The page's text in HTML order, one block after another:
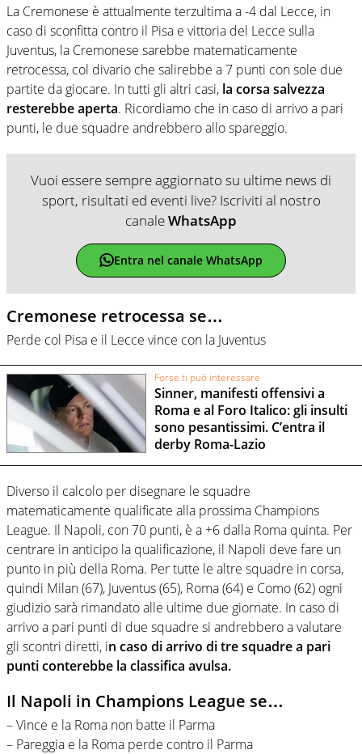
La Cremonese è attualmente terzultima a -4 dal Lecce, in
caso di sconfitta contro il Pisa e vittoria del Lecce sulla
Juventus, la Cremonese sarebbe matematicamente
retrocessa, col divario che salirebbe a 7 punti con sole due
partite da giocare. In tutti gli altri casi, la corsa salvezza
resterebbe aperta. Ricordiamo che in caso di arrivo a pari
punti, le due squadre andrebbero allo spareggio.
Vuoi essere sempre aggiornato su ultime news di
sport, risultati ed eventi live? Iscriviti al nostro
canaleWhatsApp
Entra nel canale WhatsApp
Cremonese retrocessa se…
Perde col Pisa e il Lecce vince con la Juventus
Forse ti può interessare
Sinner, manifesti offensivi a
Roma e al Foro Italico: gli insulti
sono pesantissimi. C’entra il
derby Roma-Lazio
Diverso il calcolo per disegnare le squadre
matematicamente qualificate alla prossima Champions
League. Il Napoli, con 70 punti, è a +6 dalla Roma quinta. Per
centrare in anticipo la qualificazione, il Napoli deve fare un
punto in più della Roma. Per tutte le altre squadre in corsa,
quindi Milan (67), Juventus (65), Roma (64) e Como (62) ogni
giudizio sarà rimandato alle ultime due giornate. In caso di
arrivo a pari punti di due squadre si andrebbero a valutare
gli scontri diretti, in caso di arrivo di tre squadre a pari
punti conterebbe la classifica avulsa.
Il Napoli in Champions League se…
– Vince e la Roma non batte il Parma
– Pareggia e la Roma perde contro il Parma